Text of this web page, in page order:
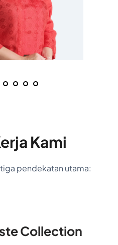
Kami
pendekatan utama:
Collection